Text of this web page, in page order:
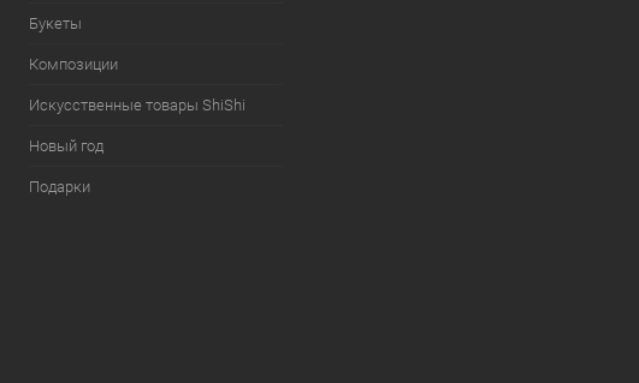
Букеты
Композиции
Искусственные товары ShiShi
Новый год
Подарки